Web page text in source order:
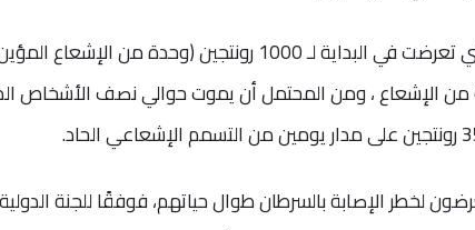
وبعد 48 ساعة بعد الانفجار، فإن المنطقة التي تعرضت في البداية لـ 1000 رونتجين (وحدة من
في الساعة من الإشعاع ، ومن المحتمل أن يموت حوالي نصف الأشخاص
لخطر الإصابة بالسرطان طوال حياتهم، فوفقًا للجنة الدولية